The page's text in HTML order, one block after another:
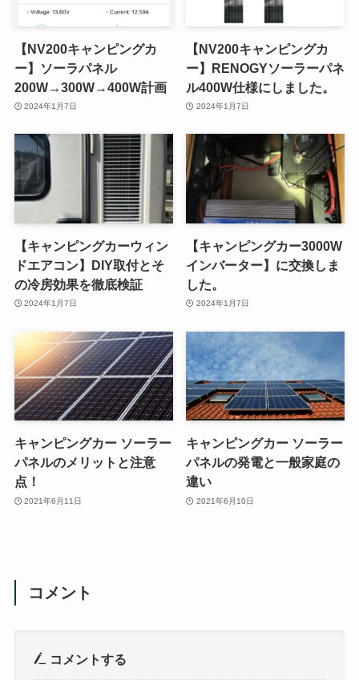
【NV200キャンピングカ
ー】ソーラパネル
200W→300W→400W計画
2024年1月7日
【NV200キャンピングカ
ー】RENOGYソーラーパネ
ル400W仕様にしました。
2024年1月7日
【キャンピングカーウィン
ドエアコン】DIY取付とそ
の冷房効果を徹底検証
2024年1月7日
【キャンピングカー3000W
インバーター】に交換しま
した。
2024年1月7日
キャンピングカー ソーラー
パネルのメリットと注意
点！
2021年6月11日
キャンピングカー ソーラー
パネルの発電と一般家庭の
違い
2021年6月10日
コメント
コメントする